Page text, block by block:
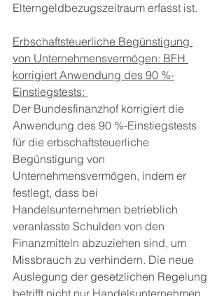
Elterngeldbezugszeitraum erfasst ist.
Erbschaftsteuerliche Begünstigung
von Unternehmensvermögen: BFH
korrigiert Anwendung des 90 %-
Einstiegstests:
Der Bundesfinanzhof korrigiert die
Anwendung des 90 %-Einstiegstests
für die erbschaftsteuerliche
Begünstigung von
Unternehmensvermögen, indem er
festlegt, dass bei
Handelsunternehmen betrieblich
veranlasste Schulden von den
Finanzmitteln abzuziehen sind, um
Missbrauch zu verhindern. Die neue
Auslegung der gesetzlichen Regelung